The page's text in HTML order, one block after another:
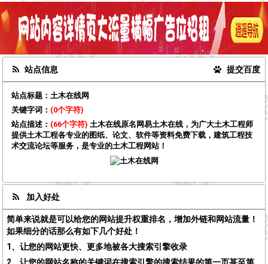
站点信息 提交百度
站点标题： 土木在线网
关键字词： (0个字符)
站点描述： (66个字符) 土木在线原名网易土木在线，为广大土木工程师
提供土木工程各专业的图纸、论文、软件等资料免费下载，建筑工程技
术交流论坛等服务，是专业的土木工程网站！
加入好处
简单来说就是可以给您的网站提升权重排名，增加外链和网站流量！
如果细分的话那么有如下几个好处！
1、让您的网站更快、更多地被各大搜索引擎收录
2、让您的网站名称的关键词在搜索引擎的搜索结果的第一页甚至第